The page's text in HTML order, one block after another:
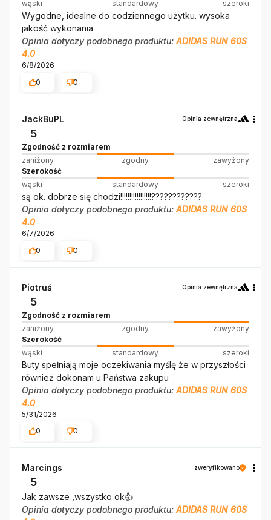
wąski
standardowy szeroki
Wygodne, idealne do codziennego użytku. wysoka
jakość wykonania
Opinia dotyczy podobnego produktu:ADIDAS RUN 60S
4.0
6/8/2026
0
0
JackBuPL Opinia zewnętrzna
5
Zgodność z rozmiarem
zaniżony
zgodny
zawyżony
Szerokość
wąski
standardowy szeroki
są ok. dobrze się chodzi!!!!!!!!!!!!!!!!!????????????
Opinia dotyczy podobnego produktu: ADIDAS RUN 60S
4.0
6/7/2026
0
0
Piotruś Opinia zewnętrzna
5
Zgodność z rozmiarem
zaniżony
zgodny
zawyżony
Szerokość
wąski
standardowy szeroki
Buty spełniają moje oczekiwania myślę że w przyszłości
również dokonam u Państwa zakupu
Opinia dotyczy podobnego produktu: ADIDAS RUN 60S
4.0
5/31/2026
0
0
Marcings zweryfikowano
5
Jak zawsze ,wszystko ok👍️
Opinia dotyczy podobnego produktu: ADIDAS RUN 60S